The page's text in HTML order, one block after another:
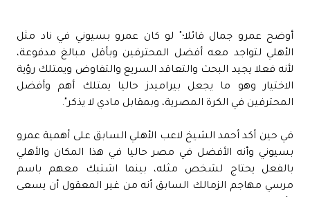
أوضح عمرو جمال قائلا؛" لو كان عمرو بسيوني في ناد مثل
الأهلي لتواجد معه أفضل المحترفين وبأقل مبالغ مدفوعة،
لأنه فعلا يجيد البحث والتعاقد السريع والتفاوض ويمتلك رؤية
الاختيار وهو ما يجعل بيراميدز حاليا يمتلك أهم وأفضل
المحترفين في الكرة المصرية، وبمقابل مادي لا يذكر".
في حين أكد أحمد الشيخ لاعب الأهلي السابق على أهمية عمرو
بسيوني وأنه الأفضل في مصر حاليا في هذا المكان والأهلي
بالفعل يحتاج لشخص مثله، بينما اشتبك معهم باسم
مرسي مهاجم الزمالك السابق أنه من غير المعقول أن يسعى